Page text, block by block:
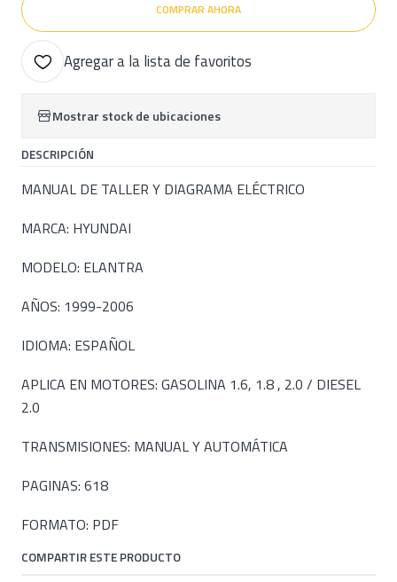
COMPRAR AHORA
Agregar a la lista de favoritos
Mostrar stock de ubicaciones
DESCRIPCIÓN
MANUAL DE TALLER Y DIAGRAMA ELÉCTRICO
MARCA: HYUNDAI
MODELO: ELANTRA
AÑOS: 1999-2006
IDIOMA: ESPAÑOL
APLICA EN MOTORES: GASOLINA 1.6, 1.8 , 2.0 / DIESEL
2.0
TRANSMISIONES: MANUAL Y AUTOMÁTICA
PAGINAS: 618
FORMATO: PDF
COMPARTIR ESTE PRODUCTO